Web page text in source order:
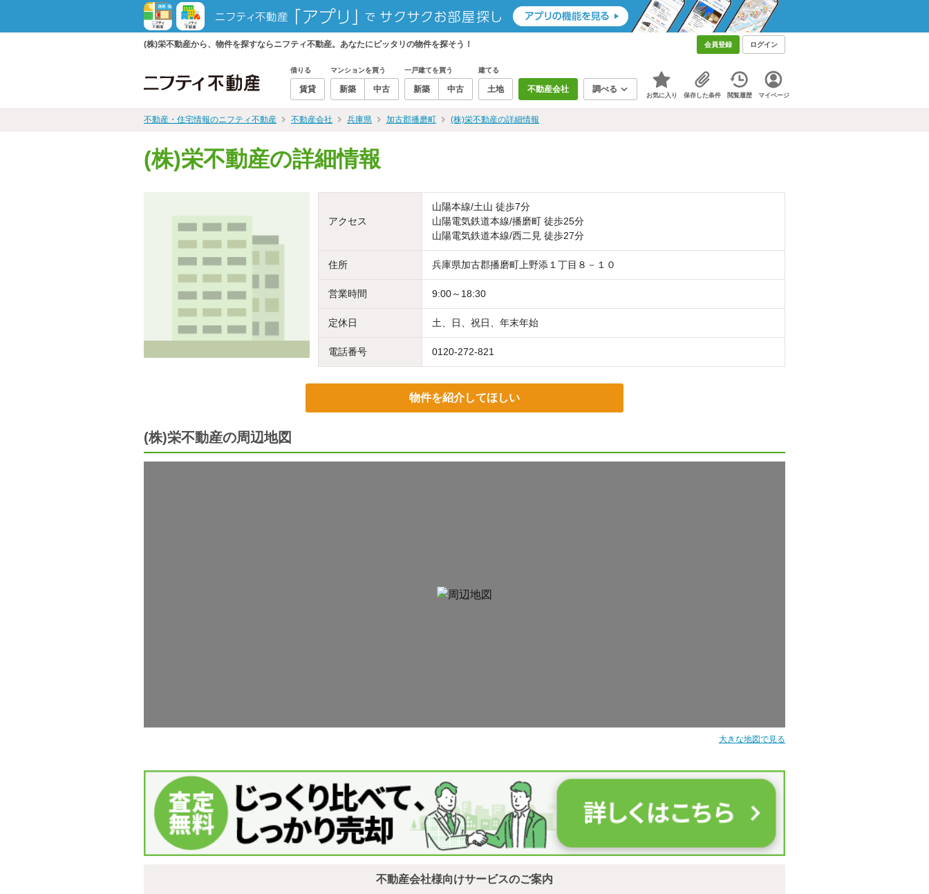
(株)栄不動産から、物件を探すならニフティ不動産。あなたにピッタリの物件を探そう！ 会員登録 ログイン
借りる
賃貸
マンションを買う
新築 中古
一戸建てを買う
新築 中古
建てる
土地 不動産会社 調べる
お気に入り 保存した条件 閲覧履歴 マイページ
不動産・住宅情報のニフティ不動産 不動産会社 兵庫県 加古郡播磨町 (株)栄不動産の詳細情報
(株)栄不動産の詳細情報
アクセス
山陽本線/土山 徒歩7分
山陽電気鉄道本線/播磨町 徒歩25分
山陽電気鉄道本線/西二見 徒歩27分
住所 兵庫県加古郡播磨町上野添１丁目８－１０
営業時間 9:00～18:30
定休日 土、日、祝日、年末年始
電話番号 0120-272-821
物件を紹介してほしい
(株)栄不動産の周辺地図
大きな地図で見る
不動産会社様向けサービスのご案内